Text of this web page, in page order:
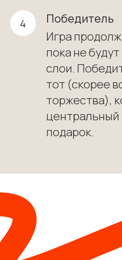
Победитель
Игра
пока не
слои.
тот (скорее
торжества),
подарок.